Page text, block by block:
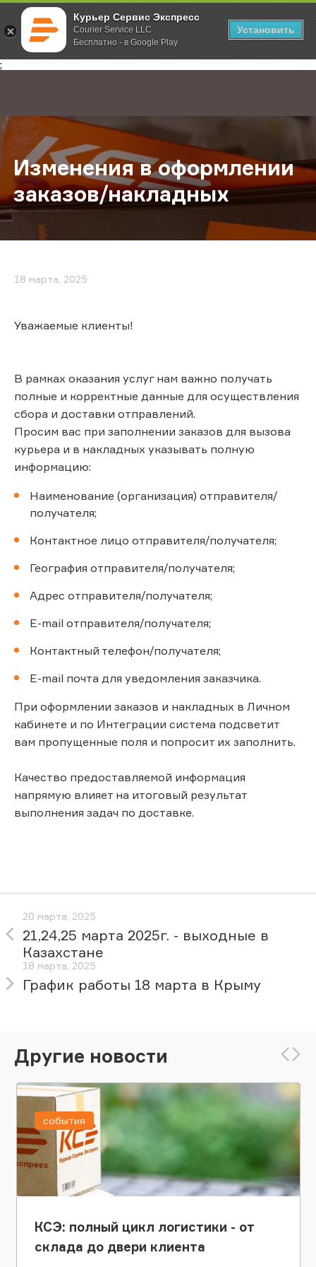
Курьер Сервис Экспресс
Courier Service LLC
Бесплатно - в Google Play
Установить
;
Главная О компании Новости Изменения в оформлении
Изменения в оформлении
заказов/накладных
18 марта, 2025
Уважаемые клиенты!
В рамках оказания услуг нам важно получать
полные и корректные данные для осуществления
сбора и доставки отправлений.
Просим вас при заполнении заказов для вызова
курьера и в накладных указывать полную
информацию:
Наименование (организация) отправителя/
получателя;
Контактное лицо отправителя/получателя;
География отправителя/получателя;
Адрес отправителя/получателя;
E-mail отправителя/получателя;
Контактный телефон/получателя;
E-mail почта для уведомления заказчика.
При оформлении заказов и накладных в Личном
кабинете и по Интеграции система подсветит
вам пропущенные поля и попросит их заполнить.
Качество предоставляемой информация
напрямую влияет на итоговый результат
выполнения задач по доставке.
20 марта, 2025
21,24,25 марта 2025г. - выходные в
Казахстане
18 марта, 2025
График работы 18 марта в Крыму
Другие новости
КСЭ: полный цикл логистики - от
склада до двери клиента
события